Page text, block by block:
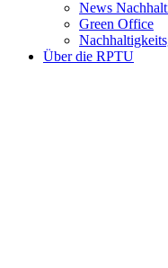
News
Green Office
Über die RPTU